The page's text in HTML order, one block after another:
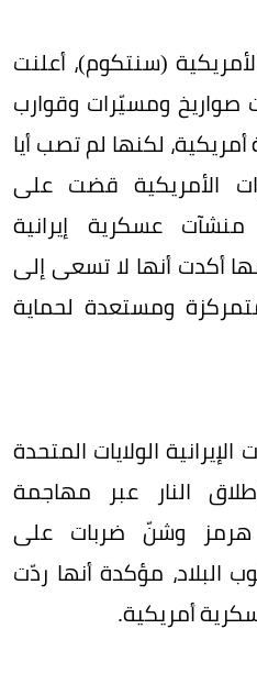
(سنتكوم)، أعلنت
صواريخ ومسيّرات وقوارب
حربية أمريكية، لكنها لم تصب أيا
الأمريكية قضت على
عسكرية إيرانية
أكدت أنها لا تسعى إلى
ومستعدة لحماية
الولايات المتحدة
النار عبر مهاجمة
وشنّ ضربات على
مؤكدة أنها ردّت
أمريكية.